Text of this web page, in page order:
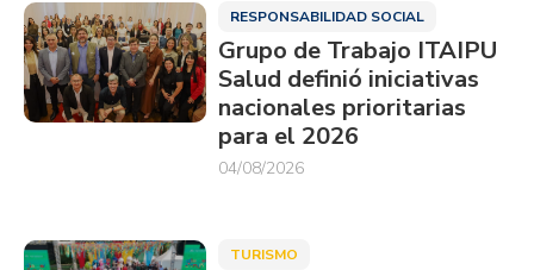
RESPONSABILIDAD SOCIAL
Grupo de Trabajo ITAIPU
Salud definió iniciativas
nacionales prioritarias
para el 2026
04/08/2026
TURISMO